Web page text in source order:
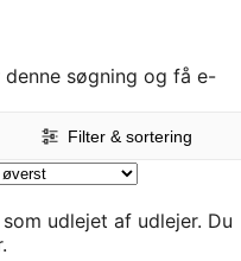
søgning og få e-
Filter & sortering
udlejet af udlejer. Du